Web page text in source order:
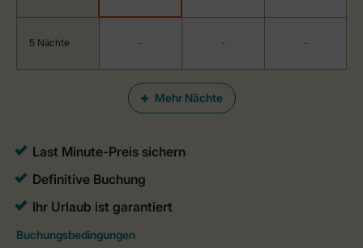
Mehr Nächte
5 Nächte - - -